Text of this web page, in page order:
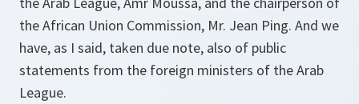
the African Union Commission, Mr. Jean Ping. And we
have, as I said, taken due note, also of public
statements from the foreign ministers of the Arab
League.